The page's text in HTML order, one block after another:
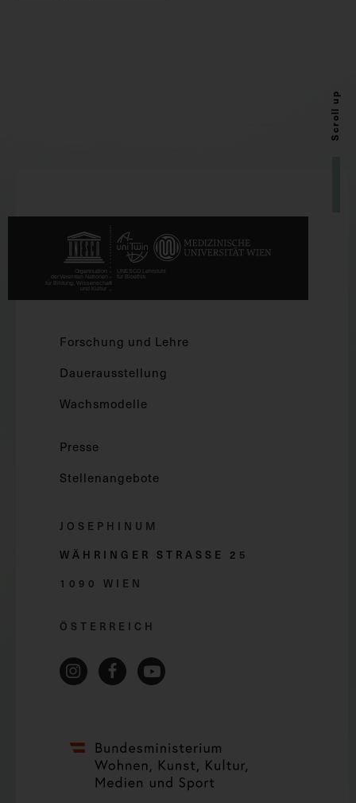
Scroll up
Forschung und Lehre
Dauerausstellung
Wachsmodelle
Presse
Stellenangebote
JOSEPHINUM
WÄHRINGER STRASSE 2 5
1090 WIEN
ÖSTERREICH